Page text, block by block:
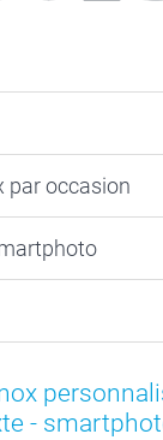
Agenda photo
par occasion
-